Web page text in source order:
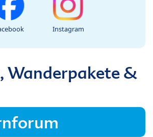
Instagram
Wanderpakete &